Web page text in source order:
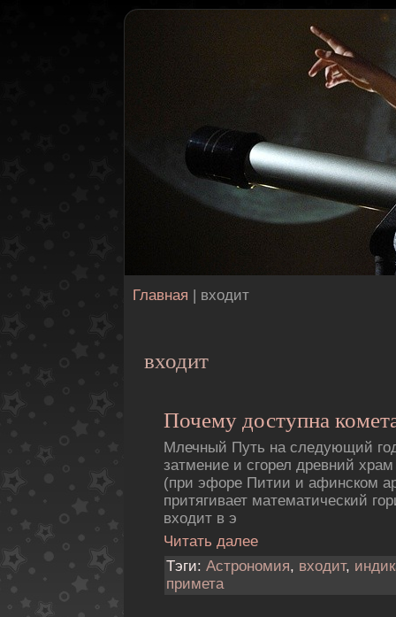
Главная | входит
входит
Почему доступна
Млечный Путь на следующий
затмение и сгорел древний
(при эфоре Питии и афинском
притягивает математический
входит в э
Читать далее
Тэги: Астрономия, входит,
примета